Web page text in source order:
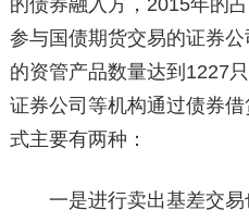
的债券融入方，2015年的
参与国债期货交易的证券
的资管产品数量达到1227
证券公司等机构通过债券
式主要有两种：
一是进行卖出基差交易